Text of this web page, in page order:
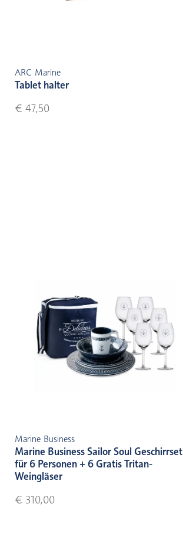
ARC Marine
Tablet halter
€ 47,50
Marine Business
Marine Business Sailor Soul Geschirrset
für 6 Personen + 6 Gratis Tritan-
Weingläser
€ 310,00